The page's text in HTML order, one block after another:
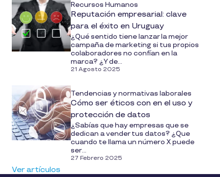
Recursos Humanos
Reputación empresarial: clave
para el éxito en Uruguay
¿Qué sentido tiene lanzar la mejor
campaña de marketing si tus propios
colaboradores no confían en la
marca? ¿Y de...
21 Agosto 2025
Tendencias y normativas laborales
Cómo ser éticos con en el uso y
protección de datos
¿Sabías que hay empresas que se
dedican a vender tus datos? ¿Que
cuando te llama un número X puede
ser...
27 Febrero 2025
Ver artículos